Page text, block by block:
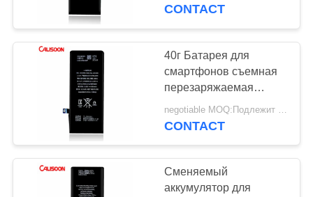
CONTACT
40г Батарея для
смартфонов съемная
перезаряжаемая
черный цвет OEM
CONTACT
Сменяемый
аккумулятор для